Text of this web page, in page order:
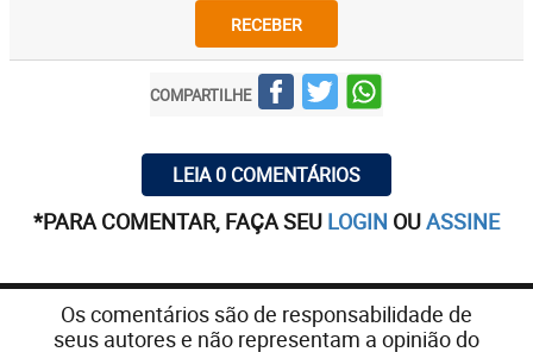
RECEBER
COMPARTILHE
LEIA 0 COMENTÁRIOS
*PARA COMENTAR, FAÇA SEU LOGIN OUASSINE
Os comentários são de responsabilidade de
seus autores e não representam a opinião do